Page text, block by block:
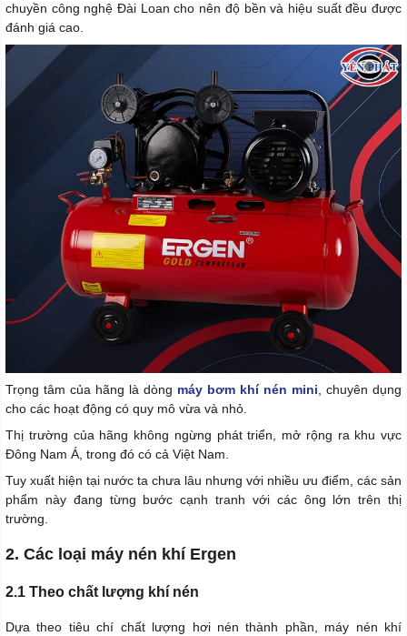
chuyền công nghệ Đài Loan cho nên độ bền và hiệu suất đều được
đánh giá cao.
Trọng tâm của hãng là dòng máy bơm khí nén mini , chuyên dụng
cho các hoạt động có quy mô vừa và nhỏ.
Thị trường của hãng không ngừng phát triển, mở rộng ra khu vực
Đông Nam Á, trong đó có cả Việt Nam.
Tuy xuất hiện tại nước ta chưa lâu nhưng với nhiều ưu điểm, các sản
phẩm này đang từng bước cạnh tranh với các ông lớn trên thị
trường.
2. Các loại máy nén khí Ergen
2.1 Theo chất lượng khí nén
Dựa theo tiêu chí chất lượng hơi nén thành phần, máy nén khí